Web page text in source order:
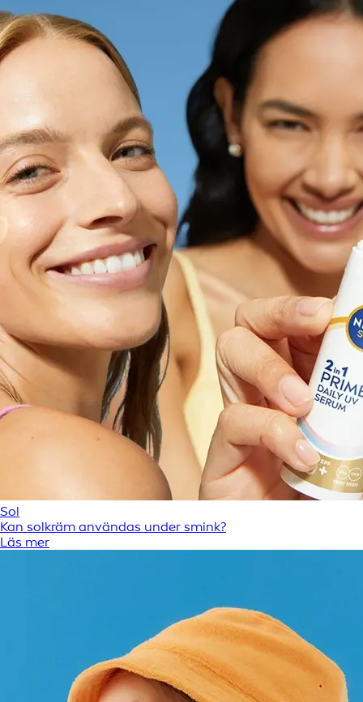
Sol
Kan solkräm användas under smink?
Läs mer